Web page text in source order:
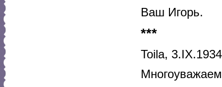
Ваш Игорь.
***
Toila, 3.IХ.1934